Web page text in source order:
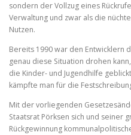
sondern der Vollzug eines
Verwaltung und zwar als die
Nutzen.
Bereits 1990 war den Entwicklern
genau diese Situation drohen
die Kinder- und Jugendhilfe
kämpfte man für die
Mit der vorliegenden
Staatsrat Pörksen sich und seiner
Rückgewinnung